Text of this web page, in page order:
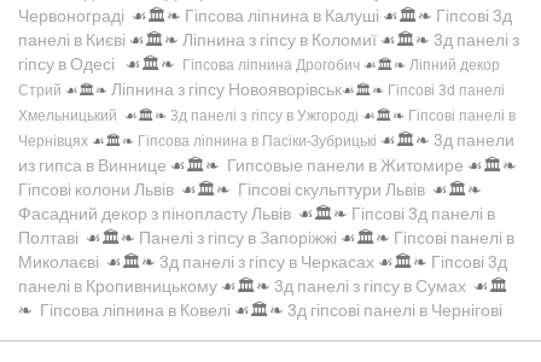
Червонограді ☙🏛️❧ Гіпсова ліпнина в Калуші ☙🏛️❧ Гіпсові 3д
панелі в Києві ☙🏛️❧ Ліпнина з гіпсу в Коломиї ☙🏛️❧ 3д панелі з
гіпсу в Одесі ☙🏛️❧ Гіпсова ліпнина Дрогобич ☙🏛️❧ Ліпний декор
Стрий ☙🏛️❧ Ліпнина з гіпсу Новояворівськ☙🏛️❧ Гіпсові 3d панелі
Хмельницький ☙🏛️❧ 3д панелі з гіпсу в Ужгороді ☙🏛️❧ Гіпсові панелі в
Чернівцях ☙🏛️❧ Гіпсова ліпнина в Пасіки-Зубрицькі ☙🏛️❧ 3д панели
из гипса в Виннице ☙🏛️❧ Гипсовые панели в Житомире ☙🏛️❧
Гіпсові колони Львів ☙🏛️❧ Гіпсові скульптури Львів ☙🏛️❧
Фасадний декор з пінопласту Львів ☙🏛️❧ Гіпсові 3д панелі в
Полтаві ☙🏛️❧ Панелі з гіпсу в Запоріжжі ☙🏛️❧ Гіпсові панелі в
Миколаєві ☙🏛️❧ 3д панелі з гіпсу в Черкасах ☙🏛️❧ Гіпсові 3д
панелі в Кропивницькому ☙🏛️❧ 3д панелі з гіпсу в Сумах ☙🏛️
❧ Гіпсова ліпнина в Ковелі ☙🏛️❧ 3д гіпсові панелі в Чернігові